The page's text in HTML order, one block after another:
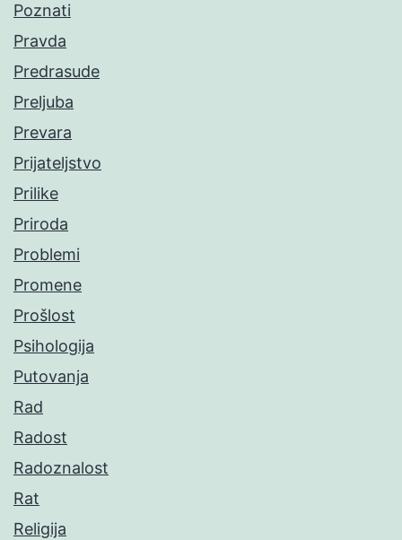
Poznati
Pravda
Predrasude
Preljuba
Prevara
Prijateljstvo
Prilike
Priroda
Problemi
Promene
Prošlost
Psihologija
Putovanja
Rad
Radost
Radoznalost
Rat
Religija